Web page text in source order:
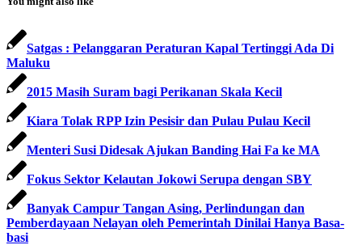
Satgas : Pelanggaran Peraturan Kapal Tertinggi Ada Di
Maluku
2015 Masih Suram bagi Perikanan Skala Kecil
Kiara Tolak RPP Izin Pesisir dan Pulau Pulau Kecil
Menteri Susi Didesak Ajukan Banding Hai Fa ke MA
Fokus Sektor Kelautan Jokowi Serupa dengan SBY
Banyak Campur Tangan Asing, Perlindungan dan
Pemberdayaan Nelayan oleh Pemerintah Dinilai Hanya Basa-
basi